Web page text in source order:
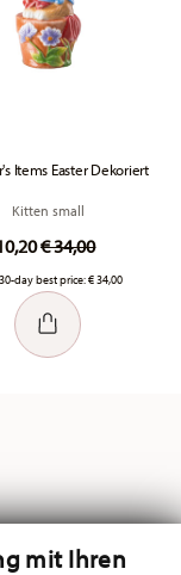
mit Ihren
Items Easter Dekoriert
Kitten small
Price reduced
€ 34,00to
30-day best price:€ 34,00